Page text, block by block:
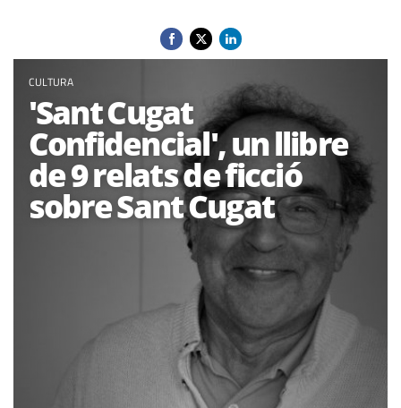
CULTURA
'Sant Cugat
Confidencial', un llibre
de 9 relats de ficció
sobre Sant Cugat